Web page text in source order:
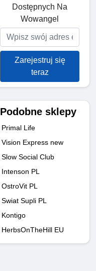
Dostępnych Na
Wowangel
Zarejestruj się
teraz
Podobne sklepy
Primal Life
Vision Express new
Slow Social Club
Intenson PL
OstroVit PL
Swiat Supli PL
Kontigo
HerbsOnTheHill EU